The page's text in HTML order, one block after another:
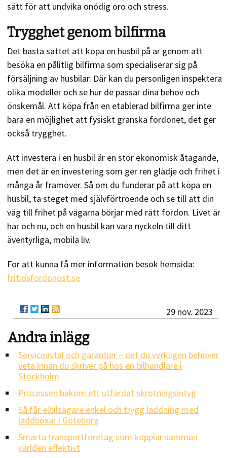
sätt för att undvika onödig oro och stress.
Trygghet genom bilfirma
Det bästa sättet att köpa en husbil på är genom att
besöka en pålitlig bilfirma som specialiserar sig på
försäljning av husbilar. Där kan du personligen inspektera
olika modeller och se hur de passar dina behov och
önskemål. Att köpa från en etablerad bilfirma ger inte
bara en möjlighet att fysiskt granska fordonet, det ger
också trygghet.
Att investera i en husbil är en stor ekonomisk åtagande,
men det är en investering som ger ren glädje och frihet i
många år framöver. Så om du funderar på att köpa en
husbil, ta steget med självförtroende och se till att din
väg till frihet på vägarna börjar med rätt fordon. Livet är
här och nu, och en husbil kan vara nyckeln till ditt
äventyrliga, mobila liv.
För att kunna få mer information besök hemsida:
fritidsfordonost.se
29 nov. 2023
Andra inlägg
Serviceavtal och garantier – det du verkligen behöver
veta innan du skriver på hos en bilhandlare i
Stockholm
Processen bakom ett utfärdat skrotningsintyg
Så får elbilsägare enkel och trygg laddning med
laddboxar i Göteborg
Smarta transportföretag som kopplar samman
världen effektivt